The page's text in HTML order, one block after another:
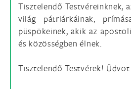
Tisztelendő Testvéreinknek,
világ pátriárkáinak,
püspökeinek, akik az
és közösségben élnek.
Tisztelendő Testvérek!